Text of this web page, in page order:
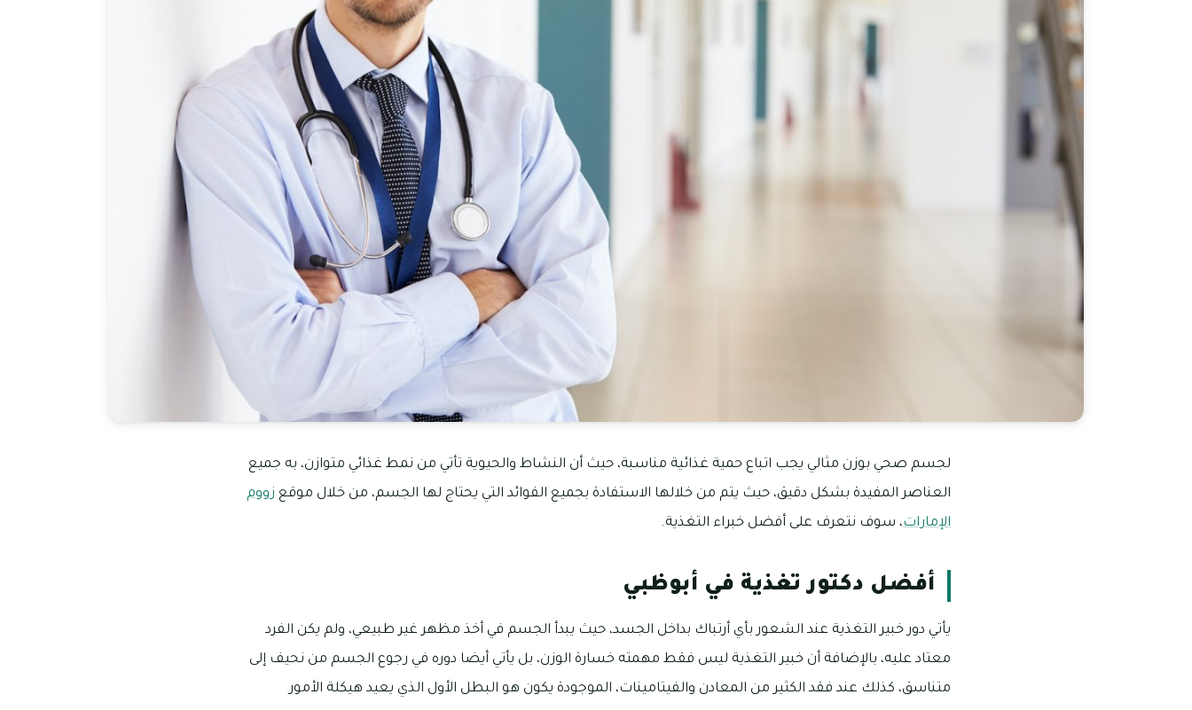
لجسم صحي بوزن مثالي يجب اتباع حمية غذائية مناسبة، حيث أن النشاط والحيوية تأتي من نمط غذائي متوازن، به جميع
العناصر المفيدة بشكل دقيق، حيث يتم من خلالها الاستفادة بجميع الفوائد التي يحتاج لها الجسم، من خلال موقع زووم
الإمارات، سوف نتعرف على أفضل خبراء التغذية.
أفضل دكتور تغذية في أبوظبي
يأتي دور خبير التغذية عند الشعور بأي أرتباك بداخل الجسد، حيث يبدأ الجسم في أخذ مظهر غير طبيعي، ولم يكن الفرد
معتاد عليه، بالإضافة أن خبير التغذية ليس فقط مهمته خسارة الوزن، بل يأتي أيضا دوره في رجوع الجسم من نحيف إلى
متناسق، كذلك عند فقد الكثير من المعادن والفيتامينات، الموجودة يكون هو البطل الأول الذي يعيد هيكلة الأمور